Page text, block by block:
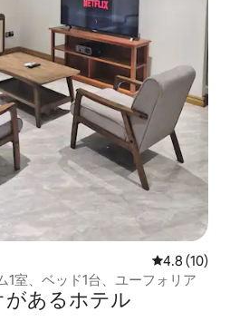
レビュー10
4.8 (10)
1室、ベッド1台、ユーフォリア
あるホ⁠テ⁠ル